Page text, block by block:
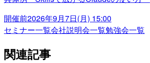
開催前2026年9月7日(月) 15:00
セミナー一覧会社説明会一覧勉強会一覧
関連記事